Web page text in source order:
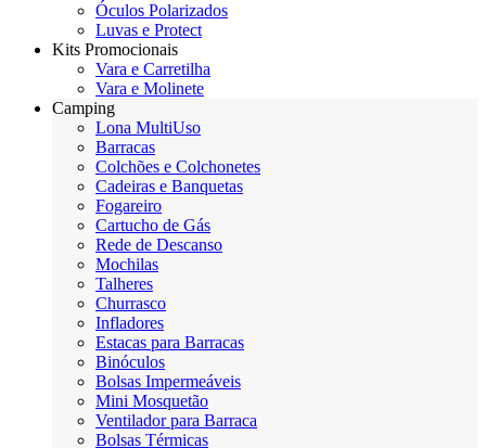
Óculos Polarizados
Luvas e Protect
Kits Promocionais
Vara e Carretilha
Vara e Molinete
Camping
Lona MultiUso
Barracas
Colchões e Colchonetes
Cadeiras e Banquetas
Fogareiro
Cartucho de Gás
Rede de Descanso
Mochilas
Talheres
Churrasco
Infladores
Estacas para Barracas
Binóculos
Bolsas Impermeáveis
Mini Mosquetão
Ventilador para Barraca
Bolsas Térmicas